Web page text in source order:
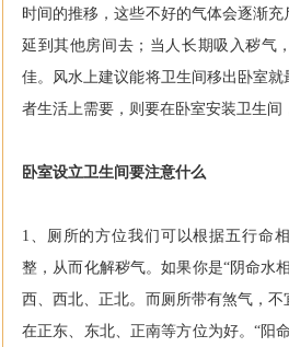
时间的推移，这些不好的气体会逐渐
延到其他房间去；当人长期吸入秽气
佳。风水上建议能将卫生间移出卧室
者生活上需要，则要在卧室安装卫生间
卧室设立卫生间要注意什么
1、厕所的方位我们可以根据五行命
整，从而化解秽气。如果你是“阴命水
西、西北、正北。而厕所带有煞气，
在正东、东北、正南等方位为好。“阳